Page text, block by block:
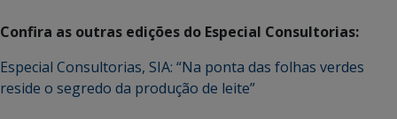
Confira as outras edições do Especial Consultorias:
Especial Consultorias, SIA: “Na ponta das folhas verdes
reside o segredo da produção de leite”